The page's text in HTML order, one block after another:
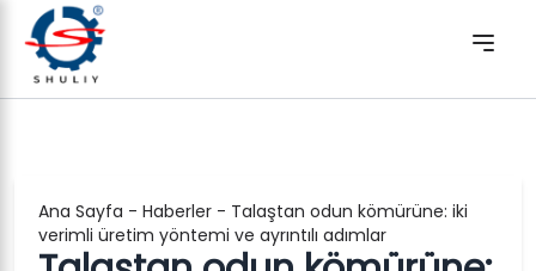
Ana Sayfa - Haberler - Talaştan odun kömürüne: iki
verimli üretim yöntemi ve ayrıntılı adımlar